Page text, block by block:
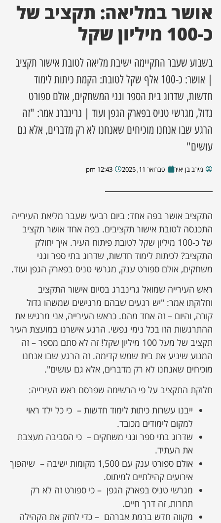
מסע מלחמה
מקומית
עסקים
אושר במליאה: תקציב של
כ-100 מיליון שקל
בשבוע שעבר התקיימה ישיבת מליאה לטובת אישור תקציב
| אושר: כ-100 אלף שקל לטובת: הקמת כיתות לימוד
חדשות, שדרוג בית הספר וגני המשחקים, אולם ספורט
גדול, מגרשי טניס בפארק הגפן ועוד | גרינברג אמר: "זה
הרגע שבו אנחנו מוכיחים שאנחנו לא רק מדברים, אלא גם
עושים"
מירב בן יאיר פברואר 11, 2025 12:43 pm
התקציב אושר בפה אחד: ביום רביעי שעבר מליאת העירייה
התכנסה לטובת אישור תקציבים. בפה אחד אושר תקציב
של כ-100 מיליון שקל לטובת פיתוח העיר. איך יחולק
התקציב? לכיתות לימוד חדשות, שדרוג בתי ספר וגני
משחקים, אולם ספורט ענק, מגרשי טניס בפארק הגפן ועוד.
ראש העירייה שמואל גרינברג בסיום אישור התקציב
וחלוקתו אמר: "יש רגעים שבהם מרגישים שמשהו גדול
קורה, והיום – זה אחד מהם. כראש העירייה, אני מרגיש את
ההתרגשות הזו בכל נימי נפשי. הרגע אישרנו במועצת העיר
תקציב של מעל 100 מיליון שקל! זה לא סתם מספר – זה
המנוע שיניע את בית שמש קדימה. זה הרגע שבו אנחנו
מוכיחים שאנחנו לא רק מדברים, אלא גם עושים".
חלוקת התקציב על פי הרשימה שפרסם ראש העירייה:
ייבנו עשרות כיתות לימוד חדשות – כי כל ילד ראוי
למקום לימודים מכובד.
שדרוג בתי ספר וגני משחקים – כי הסביבה מעצבת
את העתיד.
אולם ספורט ענק עם 1,500 מקומות ישיבה – שיהפוך
אירועים קהילתיים למיתוס.
מגרשי טניס בפארק הגפן – כי ספורט זה לא רק
תחרות, זה דרך חיים.
מקווה חדש ברמת אברהם – כדי לחזק את הקהילה